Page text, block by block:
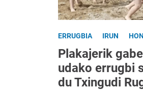
ERRUGBIA IRUN
Plakajerik
udako errugbi
du Txingudi